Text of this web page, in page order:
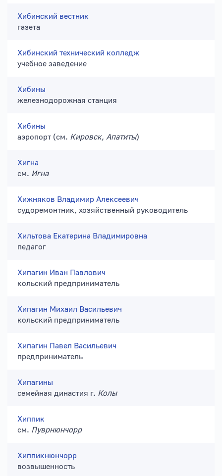
Хибинский вестник
газета
Хибинский технический колледж
учебное заведение
Хибины
железнодорожная станция
Хибины
аэропорт (см. Кировск, Апатиты)
Хигна
см. Игна
Хижняков Владимир Алексеевич
судоремонтник, хозяйственный руководитель
Хильтова Екатерина Владимировна
педагог
Хипагин Иван Павлович
кольский предприниматель
Хипагин Михаил Васильевич
кольский предприниматель
Хипагин Павел Васильевич
предприниматель
Хипагины
семейная династия г. Колы
Хиппик
см. Пуврнюнчорр
Хиппикнюнчорр
возвышенность